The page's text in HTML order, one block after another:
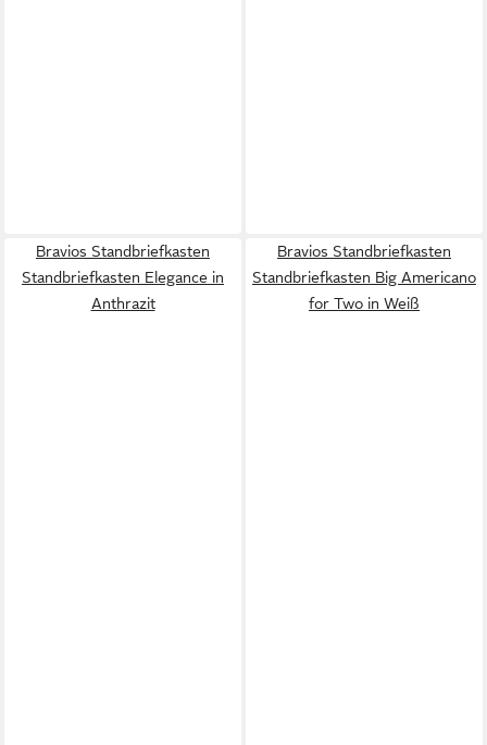
Bravios Standbriefkasten
Standbriefkasten Elegance in
Anthrazit
Bravios Standbriefkasten
Standbriefkasten Big Americano
for Two in Weiß